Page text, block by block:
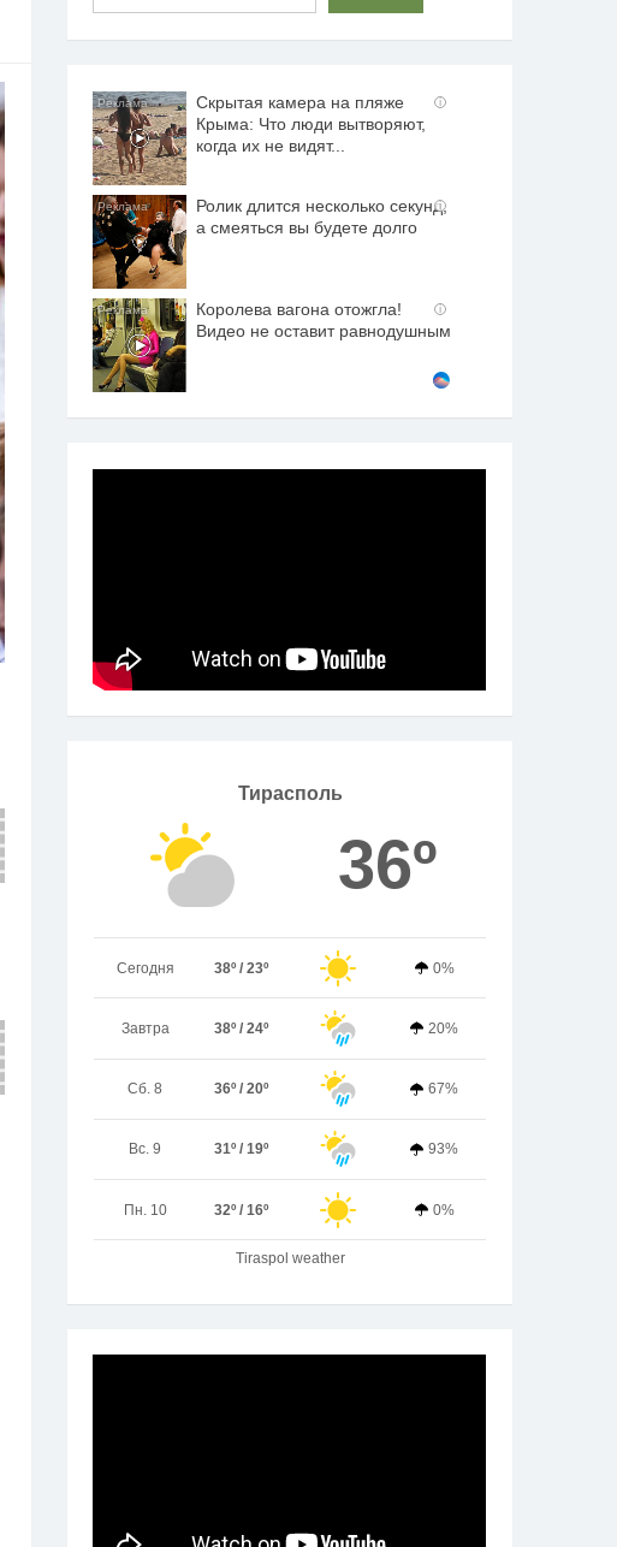
i
Скрытая камера на пляже
Крыма: Что люди вытворяют,
когда их не видят...
i
Ролик длится несколько секунд,
а смеяться вы будете долго
i
Королева вагона отожгла!
Видео не оставит равнодушным
Тирасполь
36º
Сегодня 38º / 23º 0%
Завтра 38º / 24º 20%
Сб. 8 36º / 20º 67%
Вс. 9 31º / 19º 93%
Пн. 10 32º / 16º 0%
Tiraspol weather